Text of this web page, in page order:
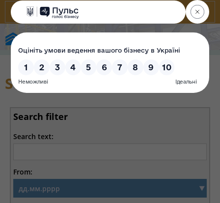
SOD activity
Search filter
Search text:
From: